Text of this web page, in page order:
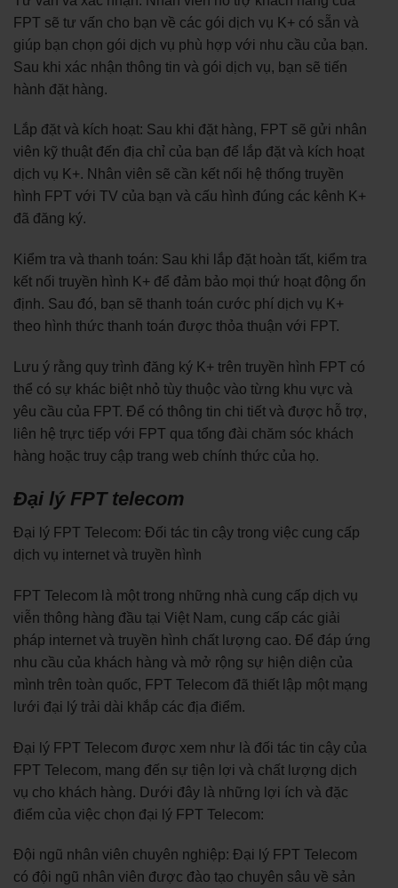
FPT sẽ tư vấn cho bạn về các gói dịch vụ K+ có sẵn và
giúp bạn chọn gói dịch vụ phù hợp với nhu cầu của bạn.
Sau khi xác nhận thông tin và gói dịch vụ, bạn sẽ tiến
hành đặt hàng.
Lắp đặt và kích hoạt: Sau khi đặt hàng, FPT sẽ gửi nhân
viên kỹ thuật đến địa chỉ của bạn để lắp đặt và kích hoạt
dịch vụ K+. Nhân viên sẽ cần kết nối hệ thống truyền
hình FPT với TV của bạn và cấu hình đúng các kênh K+
đã đăng ký.
Kiểm tra và thanh toán: Sau khi lắp đặt hoàn tất, kiểm tra
kết nối truyền hình K+ để đảm bảo mọi thứ hoạt động ổn
định. Sau đó, bạn sẽ thanh toán cước phí dịch vụ K+
theo hình thức thanh toán được thỏa thuận với FPT.
Lưu ý rằng quy trình đăng ký K+ trên truyền hình FPT có
thể có sự khác biệt nhỏ tùy thuộc vào từng khu vực và
yêu cầu của FPT. Để có thông tin chi tiết và được hỗ trợ,
liên hệ trực tiếp với FPT qua tổng đài chăm sóc khách
hàng hoặc truy cập trang web chính thức của họ.
Đại lý FPT telecom
Đại lý FPT Telecom: Đối tác tin cậy trong việc cung cấp
dịch vụ internet và truyền hình
FPT Telecom là một trong những nhà cung cấp dịch vụ
viễn thông hàng đầu tại Việt Nam, cung cấp các giải
pháp internet và truyền hình chất lượng cao. Để đáp ứng
nhu cầu của khách hàng và mở rộng sự hiện diện của
mình trên toàn quốc, FPT Telecom đã thiết lập một mạng
lưới đại lý trải dài khắp các địa điểm.
Đại lý FPT Telecom được xem như là đối tác tin cậy của
FPT Telecom, mang đến sự tiện lợi và chất lượng dịch
vụ cho khách hàng. Dưới đây là những lợi ích và đặc
điểm của việc chọn đại lý FPT Telecom:
Đội ngũ nhân viên chuyên nghiệp: Đại lý FPT Telecom
có đội ngũ nhân viên được đào tạo chuyên sâu về sản